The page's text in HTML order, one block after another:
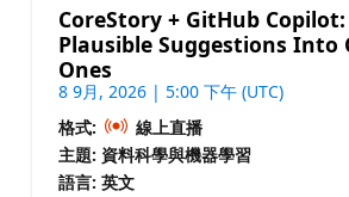
CoreStory + GitHub
Plausible Suggestions Into
Ones
8 9月, 2026 | 5:00 下午 (UTC)
格式:
線上直播
主題: 資料科學與機器學習
語言: 英文